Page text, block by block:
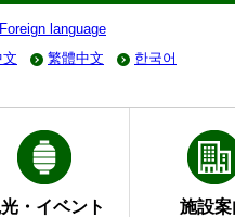
Foreign language
繁體中文 한국어
・イベント 施設案